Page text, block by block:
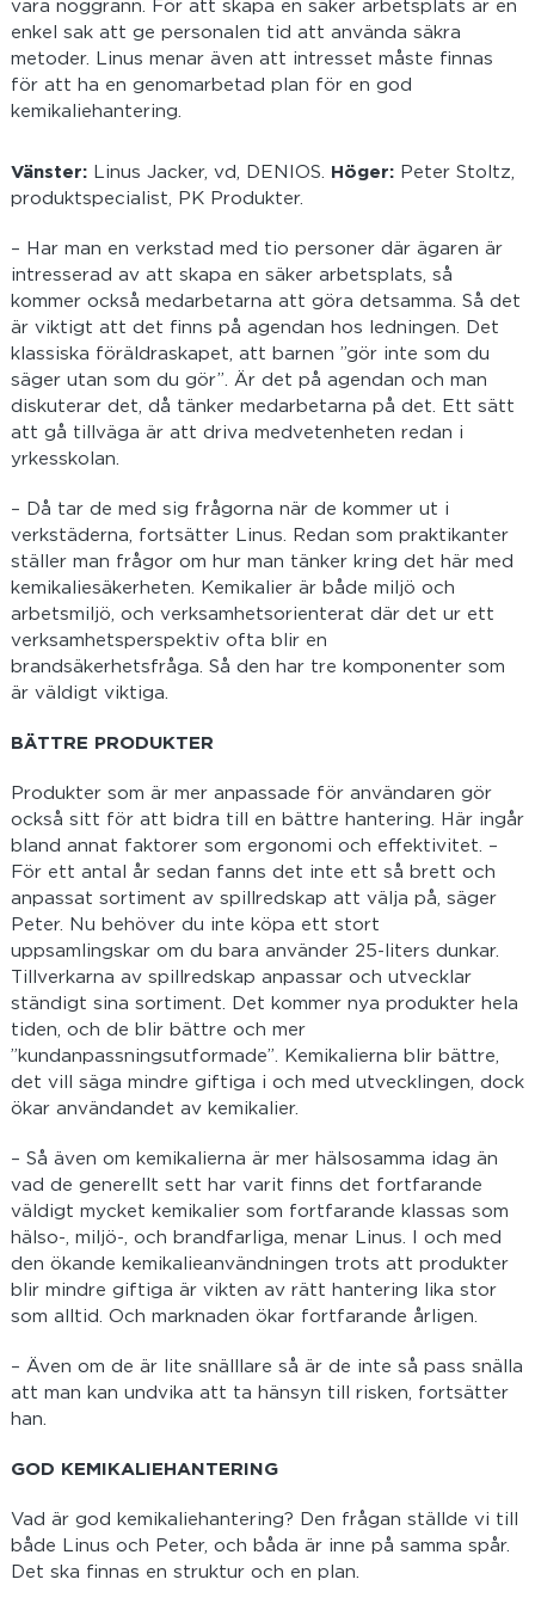
vara noggrann. För att skapa en säker arbetsplats är en
enkel sak att ge personalen tid att använda säkra
metoder. Linus menar även att intresset måste finnas
för att ha en genomarbetad plan för en god
kemikaliehantering.
Vänster: Linus Jacker, vd, DENIOS. Höger:Peter Stoltz,
produktspecialist, PK Produkter.
– Har man en verkstad med tio personer där ägaren är
intresserad av att skapa en säker arbetsplats, så
kommer också medarbetarna att göra detsamma. Så det
är viktigt att det finns på agendan hos ledningen. Det
klassiska föräldraskapet, att barnen ”gör inte som du
säger utan som du gör”. Är det på agendan och man
diskuterar det, då tänker medarbetarna på det. Ett sätt
att gå tillväga är att driva medvetenheten redan i
yrkesskolan.
– Då tar de med sig frågorna när de kommer ut i
verkstäderna, fortsätter Linus. Redan som praktikanter
ställer man frågor om hur man tänker kring det här med
kemikaliesäkerheten. Kemikalier är både miljö och
arbetsmiljö, och verksamhetsorienterat där det ur ett
verksamhetsperspektiv ofta blir en
brandsäkerhetsfråga. Så den har tre komponenter som
är väldigt viktiga.
BÄTTRE PRODUKTER
Produkter som är mer anpassade för användaren gör
också sitt för att bidra till en bättre hantering. Här ingår
bland annat faktorer som ergonomi och effektivitet. –
För ett antal år sedan fanns det inte ett så brett och
anpassat sortiment av spillredskap att välja på, säger
Peter. Nu behöver du inte köpa ett stort
uppsamlingskar om du bara använder 25-liters dunkar.
Tillverkarna av spillredskap anpassar och utvecklar
ständigt sina sortiment. Det kommer nya produkter hela
tiden, och de blir bättre och mer
”kundanpassningsutformade”. Kemikalierna blir bättre,
det vill säga mindre giftiga i och med utvecklingen, dock
ökar användandet av kemikalier.
– Så även om kemikalierna är mer hälsosamma idag än
vad de generellt sett har varit finns det fortfarande
väldigt mycket kemikalier som fortfarande klassas som
hälso-, miljö-, och brandfarliga, menar Linus. I och med
den ökande kemikalieanvändningen trots att produkter
blir mindre giftiga är vikten av rätt hantering lika stor
som alltid. Och marknaden ökar fortfarande årligen.
– Även om de är lite snälllare så är de inte så pass snälla
att man kan undvika att ta hänsyn till risken, fortsätter
han.
GOD KEMIKALIEHANTERING
Vad är god kemikaliehantering? Den frågan ställde vi till
både Linus och Peter, och båda är inne på samma spår.
Det ska finnas en struktur och en plan.